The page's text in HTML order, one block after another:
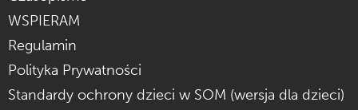
WSPIERAM
Regulamin
Polityka Prywatności
Standardy ochrony dzieci w SOM (wersja dla dzieci)